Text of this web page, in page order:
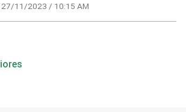
27/11/2023 / 10:15 AM